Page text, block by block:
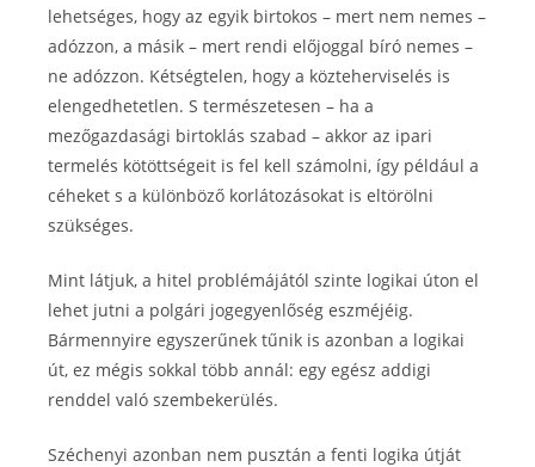
lehetséges, hogy az egyik birtokos – mert nem nemes –
adózzon, a másik – mert rendi előjoggal bíró nemes –
ne adózzon. Kétségtelen, hogy a közteherviselés is
elengedhetetlen. S természetesen – ha a
mezőgazdasági birtoklás szabad – akkor az ipari
termelés kötöttségeit is fel kell számolni, így például a
céheket s a különböző korlátozásokat is eltörölni
szükséges.
Mint látjuk, a hitel problémájától szinte logikai úton el
lehet jutni a polgári jogegyenlőség eszméjéig.
Bármennyire egyszerűnek tűnik is azonban a logikai
út, ez mégis sokkal több annál: egy egész addigi
renddel való szembekerülés.
Széchenyi azonban nem pusztán a fenti logika útját